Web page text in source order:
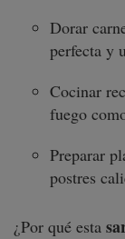
Dorar
perfecta y
Cocinar
fuego
Preparar
postres
¿Por qué esta